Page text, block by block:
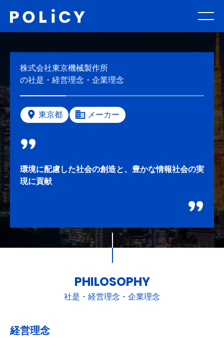
株式会社東京機械製作所
の社是・経営理念・企業理念
東京都 メーカー
環境に配慮した社会の創造と、豊かな情報社会の実
現に貢献
PHILOSOPHY
社是・経営理念・企業理念
経営理念